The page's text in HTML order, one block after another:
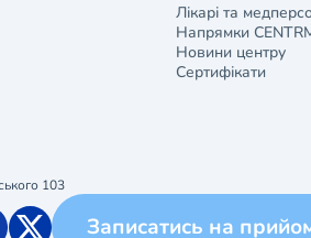
103
Лікарі та
Напрямки
Новини центру
Сертифікати
Записатись на